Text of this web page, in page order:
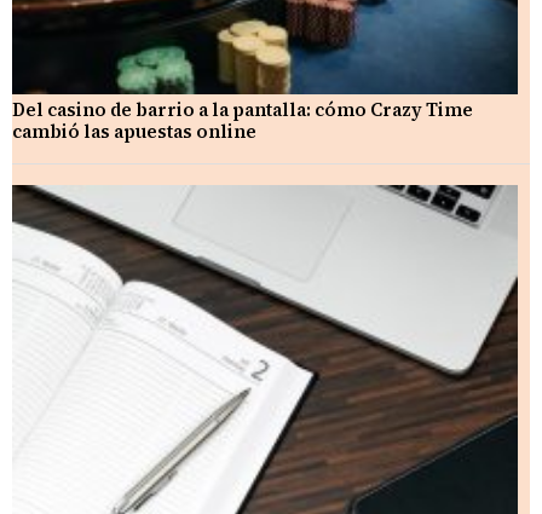
Del casino de barrio a la pantalla: cómo Crazy Time
cambió las apuestas online